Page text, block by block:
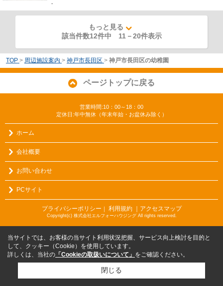
-
もっと見る
該当件数12件中 11 －20件表示
TOP > 周辺施設案内 > 神戸市長田区 > 神戸市長田区の幼稚園
ページトップに戻る
営業時間:10：00～18：00
定休日:年中無休（年末年始・お盆休み除く）
ホーム
会社概要
お問い合わせ
PCサイト
プライバシーポリシー ｜ 利用規約 ｜アクセスマップ
Copyright(c) 株式会社エルフォーハウジング All rights reserved.
当サイトでは、お客様の当サイト利用状況把握、サービス向上検討を目的と
して、クッキー（Cookie）を使用しています。
詳しくは、当社の 「Cookieの取扱いについて」 をご確認ください。
閉じる